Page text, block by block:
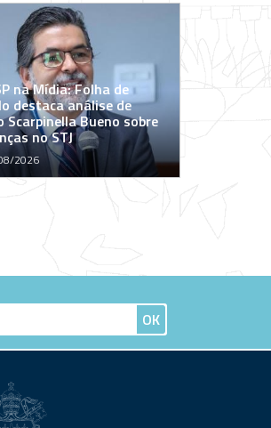
na Mídia: Folha de
destaca análise de
Scarpinella Bueno sobre
no STJ
2026